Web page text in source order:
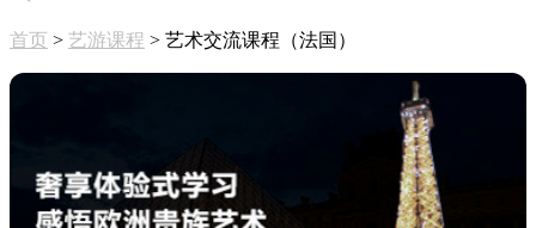
首页 > 艺游课程 > 艺术交流课程（法国）